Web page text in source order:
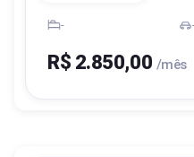
-
R$ 2.850,00 /mês